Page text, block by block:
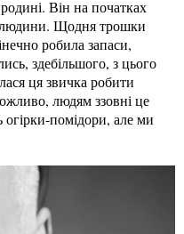
Він на початках
людини. Щодня трошки
робила запаси,
здебільшого, з цього
ця звичка робити
людям ззовні це
помідори, але ми